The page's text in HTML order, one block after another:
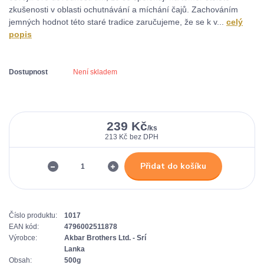
zkušenosti v oblasti ochutnávání a míchání čajů. Zachováním
jemných hodnot této staré tradice zaručujeme, že se k v... celý
popis
Dostupnost Není skladem
239 Kč/ks
213 Kč bez DPH
Přidat do košíku
Číslo produktu:
1017
EAN kód:
4796002511878
Výrobce:
Akbar Brothers Ltd. - Srí
Lanka
Obsah:
500g